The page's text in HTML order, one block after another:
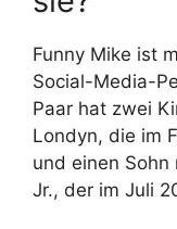
Funny Mike ist
Social-Media-
Paar hat zwei
Londyn, die im
und einen Sohn
Jr., der im Juli